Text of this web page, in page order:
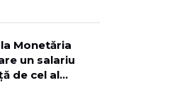
Monetăria
un salariu
de cel al